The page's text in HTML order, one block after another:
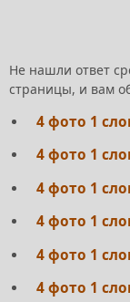
Не нашли ответ
страницы, и вам
4 фото 1
4 фото 1
4 фото 1
4 фото 1
4 фото 1
4 фото 1